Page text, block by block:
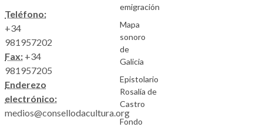
Teléfono:
+34
981957202
Fax: +34
981957205
Enderezo
electrónico:
medios@consellodacultura.org
emigración
Mapa
sonoro
de
Galicia
Epistolario
Rosalía de
Castro
Fondo